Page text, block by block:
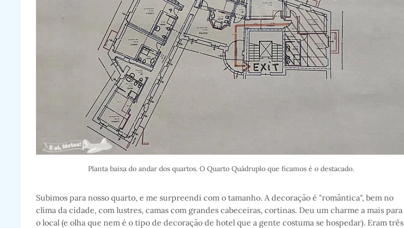
Planta baixa do andar dos quartos. O Quarto Quádruplo que ficamos é o destacado.
Subimos para nosso quarto, e me surpreendi com o tamanho. A decoração é "romântica", bem no
clima da cidade, com lustres, camas com grandes cabeceiras, cortinas. Deu um charme a mais para
o local (e olha que nem é o tipo de decoração de hotel que a gente costuma se hospedar). Eram três